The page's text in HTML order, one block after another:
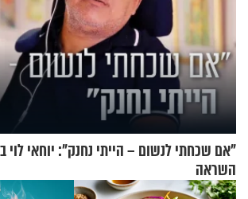
"אם שכחתי לנשום – הייתי נחנק": יוחאי לוי
השראה